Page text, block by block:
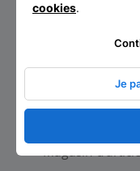
Librairie,
Location auto-
Lycée
technologique
Magasin
cookies.
Je